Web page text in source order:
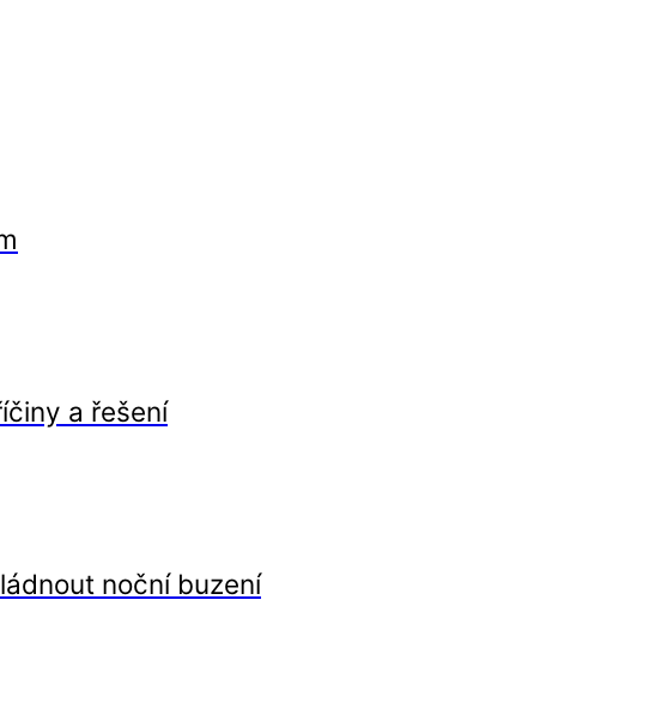
a řešení
noční buzení